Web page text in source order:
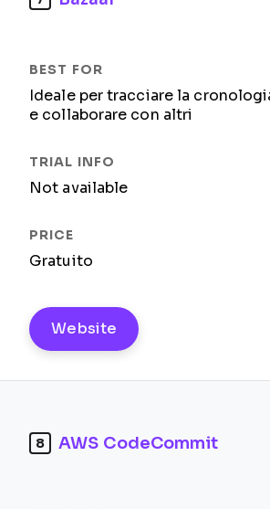
Ideale per tracciare la
e collaborare con altri
Not available
Gratuito
Website
8 AWS CodeCommit